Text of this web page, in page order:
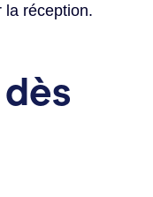
la réception.